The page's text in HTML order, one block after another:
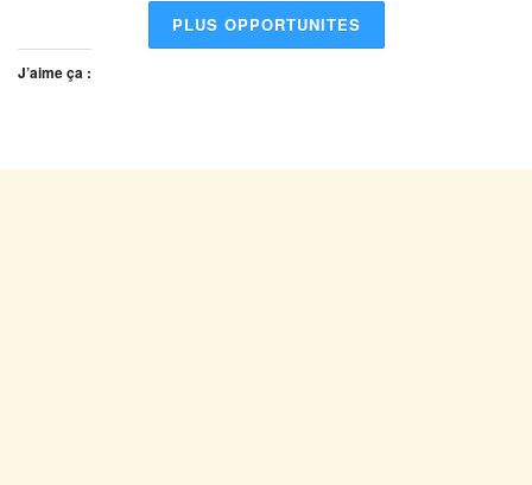
PLUS OPPORTUNITES
J’aime ça :